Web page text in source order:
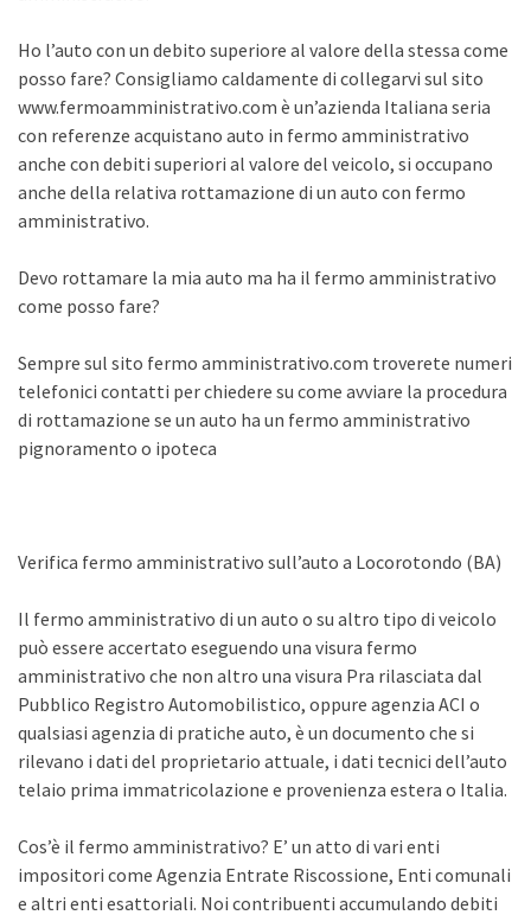
Ho l’auto con un debito superiore al valore della stessa come
posso fare? Consigliamo caldamente di collegarvi sul sito
www.fermoamministrativo.com è un’azienda Italiana seria
con referenze acquistano auto in fermo amministrativo
anche con debiti superiori al valore del veicolo, si occupano
anche della relativa rottamazione di un auto con fermo
amministrativo.
Devo rottamare la mia auto ma ha il fermo amministrativo
come posso fare?
Sempre sul sito fermo amministrativo.com troverete numeri
telefonici contatti per chiedere su come avviare la procedura
di rottamazione se un auto ha un fermo amministrativo
pignoramento o ipoteca
Verifica fermo amministrativo sull’auto a Locorotondo (BA)
Il fermo amministrativo di un auto o su altro tipo di veicolo
può essere accertato eseguendo una visura fermo
amministrativo che non altro una visura Pra rilasciata dal
Pubblico Registro Automobilistico, oppure agenzia ACI o
qualsiasi agenzia di pratiche auto, è un documento che si
rilevano i dati del proprietario attuale, i dati tecnici dell’auto
telaio prima immatricolazione e provenienza estera o Italia.
Cos’è il fermo amministrativo? E’ un atto di vari enti
impositori come Agenzia Entrate Riscossione, Enti comunali
e altri enti esattoriali. Noi contribuenti accumulando debiti